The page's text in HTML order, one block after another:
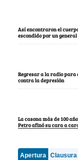
Así encontraron el
escondido por un
Regresar a la radio
contra la depresión
La casona más de 100
Petro afinó su cara a
Apertura Clausura